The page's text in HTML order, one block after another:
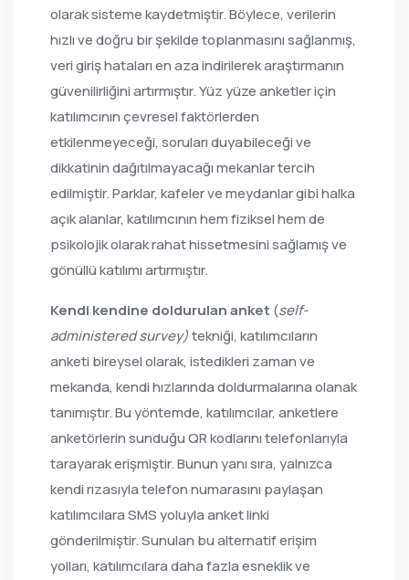
olarak sisteme kaydetmiştir. Böylece, verilerin
hızlı ve doğru bir şekilde toplanmasını sağlanmış,
veri giriş hataları en aza indirilerek araştırmanın
güvenilirliğini artırmıştır. Yüz yüze anketler için
katılımcının çevresel faktörlerden
etkilenmeyeceği, soruları duyabileceği ve
dikkatinin dağıtılmayacağı mekanlar tercih
edilmiştir. Parklar, kafeler ve meydanlar gibi halka
açık alanlar, katılımcının hem fiziksel hem de
psikolojik olarak rahat hissetmesini sağlamış ve
gönüllü katılımı artırmıştır.
Kendi kendine doldurulan anket (self-
administered survey)tekniği, katılımcıların
anketi bireysel olarak, istedikleri zaman ve
mekanda, kendi hızlarında doldurmalarına olanak
tanımıştır. Bu yöntemde, katılımcılar, anketlere
anketörlerin sunduğu QR kodlarını telefonlarıyla
tarayarak erişmiştir. Bunun yanı sıra, yalnızca
kendi rızasıyla telefon numarasını paylaşan
katılımcılara SMS yoluyla anket linki
gönderilmiştir. Sunulan bu alternatif erişim
yolları, katılımcılara daha fazla esneklik ve